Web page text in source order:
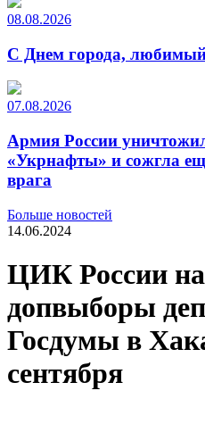
08.08.2026
С Днем города,
07.08.2026
Армия России
«Укрнафты» и сожгла
врага
Больше новостей
14.06.2024
ЦИК России
допвыборы
Госдумы в
сентября